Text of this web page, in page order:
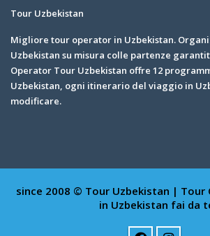
Tour Uzbekistan
Migliore tour operator in Uzbekistan.
Uzbekistan su misura colle partenze
Operator Tour Uzbekistan offre 12
Uzbekistan, ogni itinerario del viaggio in
modificare.
since 2008 © Tour Uzbekistan | Tour
in Uzbekistan fai da